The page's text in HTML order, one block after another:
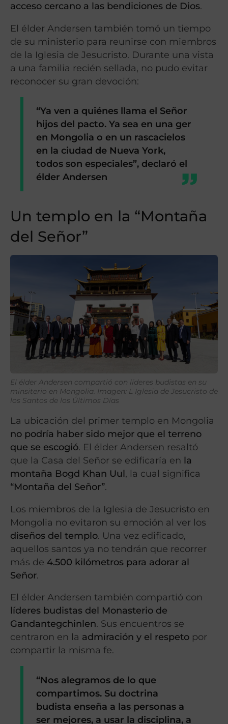
acceso cercano a las bendiciones de Dios.
El élder Andersen también tomó un tiempo
de su ministerio para reunirse con miembros
de la Iglesia de Jesucristo. Durante una vista
a una familia recién sellada, no pudo evitar
reconocer su gran devoción:
“Ya ven a quiénes llama el Señor
hijos del pacto. Ya sea en una ger
en Mongolia o en un rascacielos
en la ciudad de Nueva York,
todos son especiales”, declaró el
élder Andersen
Un templo en la “Montaña
del Señor”
El élder Andersen compartió con líderes budistas en su
minsiterio en Mongolia. Imagen: L Iglesia de Jesucristo de
los Santos de los Últimos Días
La ubicación del primer templo en Mongolia
no podría haber sido mejor que el terreno
que se escogió. El élder Andersen resaltó
que la Casa del Señor se edificaría en la
montaña Bogd Khan Uul, la cual significa
“Montaña del Señor”.
Los miembros de la Iglesia de Jesucristo en
Mongolia no evitaron su emoción al ver los
diseños del templo. Una vez edificado,
aquellos santos ya no tendrán que recorrer
más de 4.500 kilómetros para adorar al
Señor.
El élder Andersen también compartió con
líderes budistas del Monasterio de
Gandantegchinlen. Sus encuentros se
centraron en la admiración y el respeto por
compartir la misma fe.
“Nos alegramos de lo que
compartimos. Su doctrina
budista enseña a las personas a
ser mejores, a usar la disciplina, a